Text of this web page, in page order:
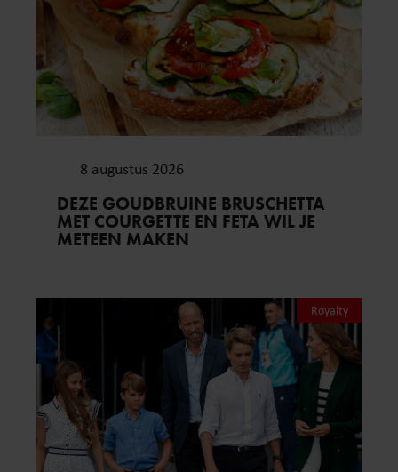
8 augustus 2026
DEZE GOUDBRUINE BRUSCHETTA
MET COURGETTE EN FETA WIL JE
METEEN MAKEN
Royalty